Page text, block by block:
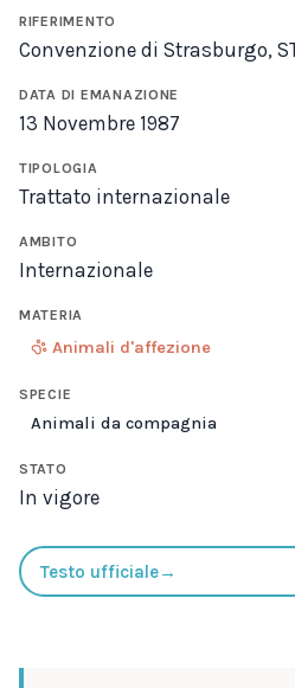
RIFERIMENTO
Convenzione di Strasburgo,
DATA DI EMANAZIONE
13 Novembre 1987
TIPOLOGIA
Trattato internazionale
AMBITO
Internazionale
MATERIA
Animali d'affezione
SPECIE
Animali da compagnia
STATO
In vigore
Testo ufficiale→